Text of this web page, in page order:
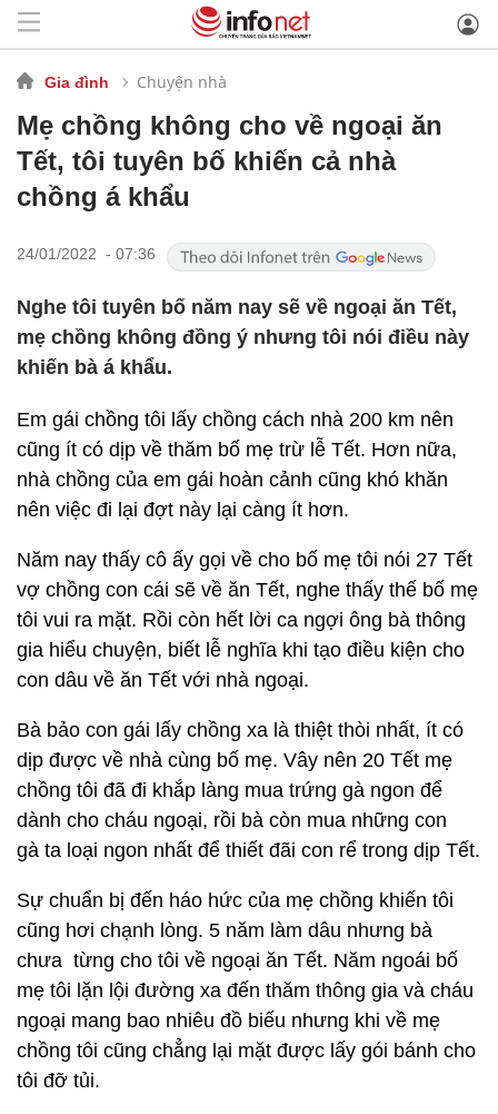
Gia đình Chuyện nhà
Mẹ chồng không cho về ngoại ăn
Tết, tôi tuyên bố khiến cả nhà
chồng á khẩu
24/01/2022 - 07:36
Nghe tôi tuyên bố năm nay sẽ về ngoại ăn Tết,
mẹ chồng không đồng ý nhưng tôi nói điều này
khiến bà á khẩu.
Em gái chồng tôi lấy chồng cách nhà 200 km nên
cũng ít có dịp về thăm bố mẹ trừ lễ Tết. Hơn nữa,
nhà chồng của em gái hoàn cảnh cũng khó khăn
nên việc đi lại đợt này lại càng ít hơn.
Năm nay thấy cô ấy gọi về cho bố mẹ tôi nói 27 Tết
vợ chồng con cái sẽ về ăn Tết, nghe thấy thế bố mẹ
tôi vui ra mặt. Rồi còn hết lời ca ngợi ông bà thông
gia hiểu chuyện, biết lễ nghĩa khi tạo điều kiện cho
con dâu về ăn Tết với nhà ngoại.
Bà bảo con gái lấy chồng xa là thiệt thòi nhất, ít có
dịp được về nhà cùng bố mẹ. Vây nên 20 Tết mẹ
chồng tôi đã đi khắp làng mua trứng gà ngon để
dành cho cháu ngoại, rồi bà còn mua những con
gà ta loại ngon nhất để thiết đãi con rể trong dịp Tết.
Sự chuẩn bị đến háo hức của mẹ chồng khiến tôi
cũng hơi chạnh lòng. 5 năm làm dâu nhưng bà
chưa từng cho tôi về ngoại ăn Tết. Năm ngoái bố
mẹ tôi lặn lội đường xa đến thăm thông gia và cháu
ngoại mang bao nhiêu đồ biếu nhưng khi về mẹ
chồng tôi cũng chẳng lại mặt được lấy gói bánh cho
tôi đỡ tủi.